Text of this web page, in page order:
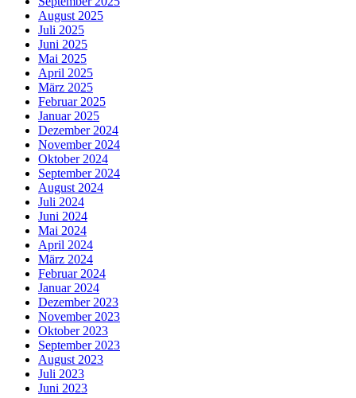
August 2025
Juli 2025
Juni 2025
Mai 2025
April 2025
März 2025
Februar 2025
Januar 2025
Dezember 2024
November 2024
Oktober 2024
September 2024
August 2024
Juli 2024
Juni 2024
Mai 2024
April 2024
März 2024
Februar 2024
Januar 2024
Dezember 2023
November 2023
Oktober 2023
September 2023
August 2023
Juli 2023
Juni 2023